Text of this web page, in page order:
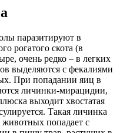
паразитируют в
рогатого скота (в
очень редко – в легких
выделяются с фекалиями
При попадании яиц в
личинки-мирацидии,
выходит хвостатая
Такая личинка
попадает с